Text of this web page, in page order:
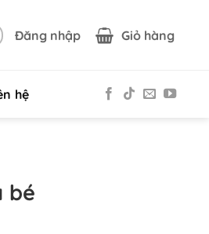
Đăng nhập Giỏ hàng
hệ
bé